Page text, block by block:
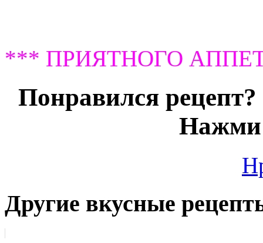
*** ПРИЯТНОГО
Понравился
Нажми
Другие вкусные